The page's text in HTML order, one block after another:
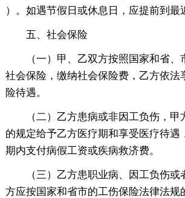
）。如遇节假日或休息日，应提前到最
五、社会保险
（一）甲、乙双方按照国家和省
社会保险，缴纳社会保险费，乙方依法
险待遇。
（二）乙方患病或非因工负伤，
的规定给予乙方医疗期和享受医疗待遇
期内支付病假工资或疾病救济费。
（三）乙方患职业病、因工负伤或
方应按国家和省市的工伤保险法律法规